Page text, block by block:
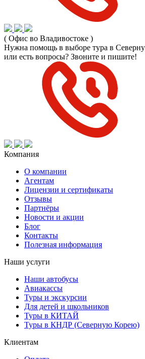
( Офис во Владивостоке )
Нужна помощь в выборе тура в
или есть вопросы? Звоните и пишите!
Компания
О компании
Агентам
Лицензии и сертификаты
Отзывы
Партнёры
Новости и акции
Блог
Контакты
Полезная информация
Наши услуги
Наши автобусы
Авиакассы
Туры и экскурсии
Для детей и школьников
Туры в КИТАЙ
Туры в КНДР (Северную Корею)
Клиентам